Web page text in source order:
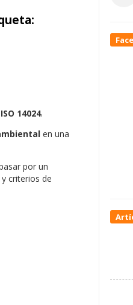
14024.
en una
por un
criterios de